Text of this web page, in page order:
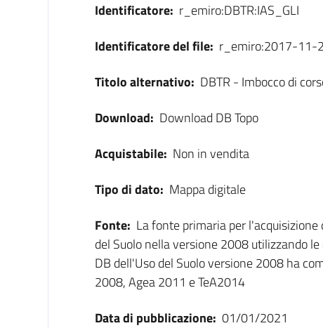
Identificatore: r_emiro:DBTR:IAS_GLI
Identificatore del file: r_emiro:2017-11-
Titolo alternativo: DBTR - Imbocco di
Download: Download DB Topo
Acquistabile: Non in vendita
Tipo di dato: Mappa digitale
Fonte: La fonte primaria per
del Suolo nella versione 2008 utilizzando
DB dell'Uso del Suolo versione 2008 ha
2008, Agea 2011 e TeA2014
Data di pubblicazione: 01/01/2021